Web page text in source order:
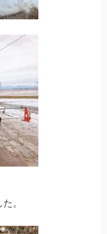
。